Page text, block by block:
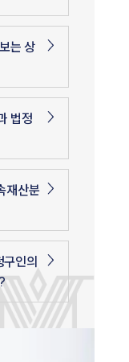
는 상
법정
재산분
인의